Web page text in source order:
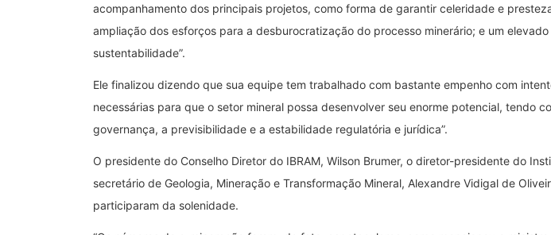
acompanhamento dos principais projetos, como forma de garantir celeridade e
ampliação dos esforços para a desburocratização do processo minerário; e um
sustentabilidade”.
Ele finalizou dizendo que sua equipe tem trabalhado com bastante empenho com
necessárias para que o setor mineral possa desenvolver seu enorme potencial, tendo
governança, a previsibilidade e a estabilidade regulatória e jurídica”.
O presidente do Conselho Diretor do IBRAM, Wilson Brumer, o diretor-presidente do
secretário de Geologia, Mineração e Transformação Mineral, Alexandre Vidigal de
participaram da solenidade.